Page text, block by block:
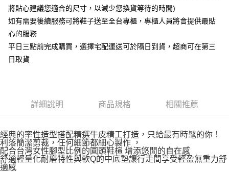
將貼心建議您適合的尺寸，以減少您換貨等待的時間)
如有需要後續服務可將鞋子送至全台專櫃，專櫃人員將會提供最貼
心的服務
平日三點前完成購買，選擇宅配運送可於隔日到貨，超商可在第三
日取貨
詳細說明 商品規格 相關推薦
經典的率性造型搭配精選牛皮精工打造，只給最有時髦的你！
利落簡潔剪裁，任何細節都細心製作 ，
配合台灣女性腳型比例的圓頭鞋楦 增添悠閒的自在感
舒適輕量化耐磨特性與軟Q的中底墊讓行走間享受輕盈無重力舒
適感